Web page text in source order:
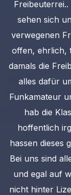
sehen sich
verwegenen
offen, ehrlich,
damals die
alles dafür
Funkamateur
hab die
hoffentlich
hassen dieses
Bei uns sind
und egal auf
nicht hinter